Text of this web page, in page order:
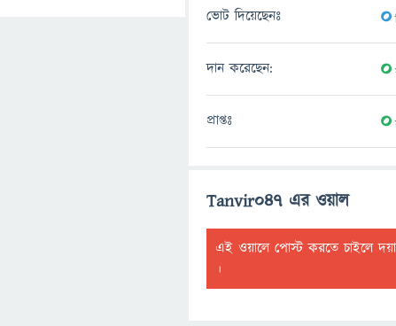
ভোট দিয়েছেনঃ 0
দান করেছেন: 0
প্রাপ্তঃ 0
Tanvir047 এর ওয়াল
এই ওয়ালে পোস্ট করতে চাইলে
।